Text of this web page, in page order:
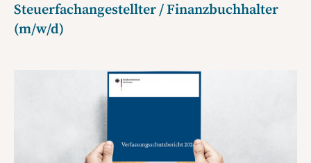
Steuerfachangestellter / Finanzbuchhalter
(m/w/d)